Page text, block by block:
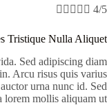
     4/5
Tristique Nulla Aliquet
Sed adipiscing diam
Arcu risus quis varius
urna nunc id. Sed
lorem mollis aliquam ut.